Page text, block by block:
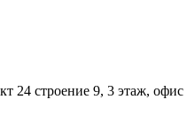
24 строение 9, 3 этаж, офис